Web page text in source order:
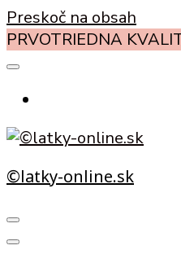
Preskoč na obsah
PRVOTRIEDNA
©latky-online.sk